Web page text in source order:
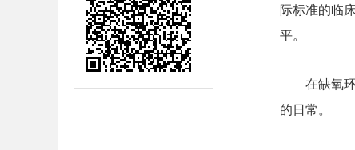
际标准的临
平。
在缺氧
的日常。